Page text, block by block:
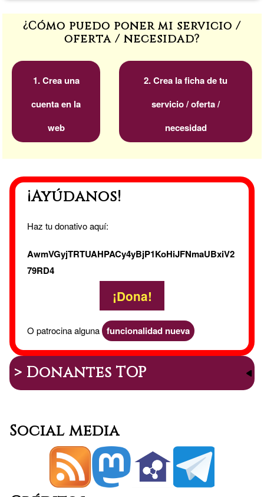
¿Cómo puedo poner mi servicio /
oferta / necesidad?
1. Crea una
cuenta en la
web
2. Crea la ficha de tu
servicio / oferta /
necesidad
¡Ayúdanos!
Haz tu donativo aquí:
AwmVGyjTRTUAHPACy4yBjP1KoHiJFNmaUBxiV2
79RD4
¡Dona!
O patrocina alguna funcionalidad nueva
> Donantes TOP
Social media